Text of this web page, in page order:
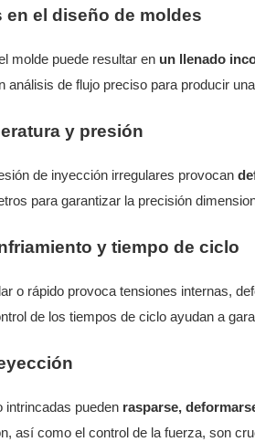
el diseño de moldes
molde puede resultar en un llenado
análisis de flujo preciso para producir
y presión
de inyección irregulares provocan
para garantizar la precisión
y tiempo de ciclo
o rápido provoca tensiones internas,
de los tiempos de ciclo ayudan a
intrincadas pueden rasparse,
así como el control de la fuerza, son